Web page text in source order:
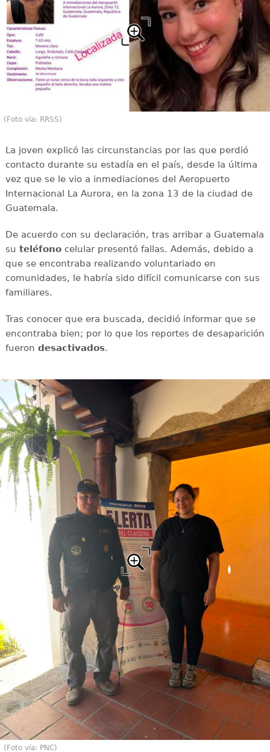
(Foto vía: RRSS)
La joven explicó las circunstancias por las que perdió
contacto durante su estadía en el país, desde la última
vez que se le vio a inmediaciones del Aeropuerto
Internacional La Aurora, en la zona 13 de la ciudad de
Guatemala.
De acuerdo con su declaración, tras arribar a Guatemala
su teléfonocelular presentó fallas. Además, debido a
que se encontraba realizando voluntariado en
comunidades, le habría sido difícil comunicarse con sus
familiares.
Tras conocer que era buscada, decidió informar que se
encontraba bien; por lo que los reportes de desaparición
fueron desactivados.
(Foto vía: PNC)